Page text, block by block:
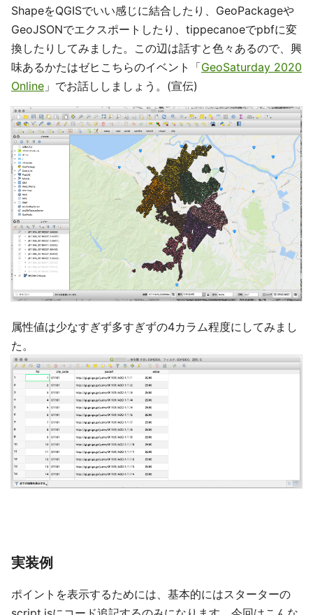
ShapeをQGISでいい感じに結合したり、GeoPackageや
GeoJSONでエクスポートしたり、tippecanoeでpbfに変
換したりしてみました。この辺は話すと色々あるので、興
味あるかたはゼヒこちらのイベント「GeoSaturday 2020
Online 」でお話ししましょう。(宣伝)
属性値は少なすぎず多すぎずの4カラム程度にしてみまし
た。
実装例
ポイントを表示するためには、基本的にはスターターの